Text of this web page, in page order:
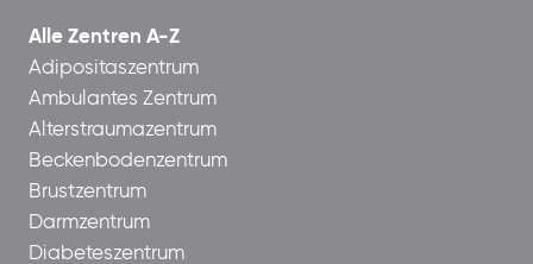
Alle Zentren A-Z
Adipositaszentrum
Ambulantes Zentrum
Alterstraumazentrum
Beckenbodenzentrum
Brustzentrum
Darmzentrum
Diabeteszentrum